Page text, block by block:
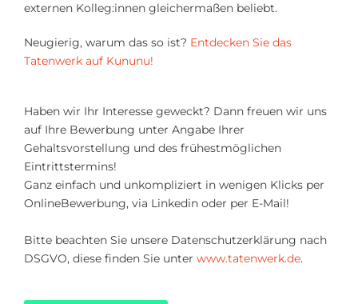
externen Kolleg:innen gleichermaßen beliebt.
Neugierig, warum das so ist? Entdecken Sie das
Tatenwerk auf Kununu!
Haben wir Ihr Interesse geweckt? Dann freuen wir uns
auf Ihre Bewerbung unter Angabe Ihrer
Gehaltsvorstellung und des frühestmöglichen
Eintrittstermins!
Ganz einfach und unkompliziert in wenigen Klicks per
OnlineBewerbung, via Linkedin oder per E-Mail!
Bitte beachten Sie unsere Datenschutzerklärung nach
DSGVO, diese finden Sie unter www.tatenwerk.de.